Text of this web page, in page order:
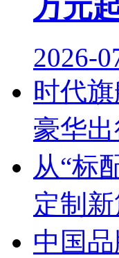
万元
2026-
时代
豪华
从“标
定制
中国